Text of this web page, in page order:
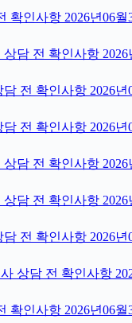
확인사항 2026년06월
담 전 확인사항 2026
전 확인사항 2026년
전 확인사항 2026년
담 전 확인사항 2026
담 전 확인사항 2026
전 확인사항 2026년
상담 전 확인사항
확인사항 2026년06월